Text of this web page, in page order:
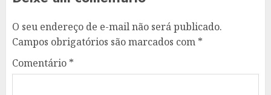
O seu endereço de e-mail não será publicado.
Campos obrigatórios são marcados com *
Comentário *